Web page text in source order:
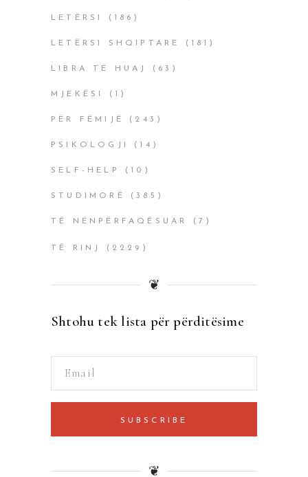
LETËRSI (186)
LETËRSI SHQIPTARE (181)
LIBRA TË HUAJ (63)
MJEKËSI (1)
PËR FËMIJË (243)
PSIKOLOGJI (14)
SELF-HELP (10)
STUDIMORË (385)
TË NËNPËRFAQËSUAR (7)
TË RINJ (2229)
❦
Shtohu tek lista për përditësime
SUBSCRIBE
❦